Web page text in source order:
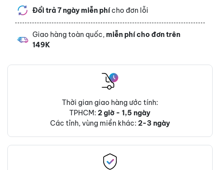
Đổi trả 7 ngày miễn phícho đơn lỗi
Giao hàng toàn quốc,miễn phí cho đơn trên
149K
Thời gian giao hàng ước tính:
TPHCM:2 giờ - 1,5 ngày
Các tỉnh, vùng miền khác: 2-3 ngày